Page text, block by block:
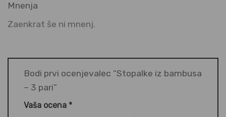
Mnenja
Zaenkrat še ni mnenj.
Bodi prvi ocenjevalec “Stopalke iz bambusa
– 3 pari”
Vaša ocena *